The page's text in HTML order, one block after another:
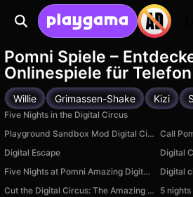
Pomni Spiele –
Onlinespiele für
Willie Grimassen-Shake Kizi
Five Nights in the Digital Circus
Playground Sandbox Mod Digital Circus Call
Digital Escape
Five Nights at Pomni Amazing Digital Circus
Digital
Cut the Digital Circus: The Amazing Clicker
5